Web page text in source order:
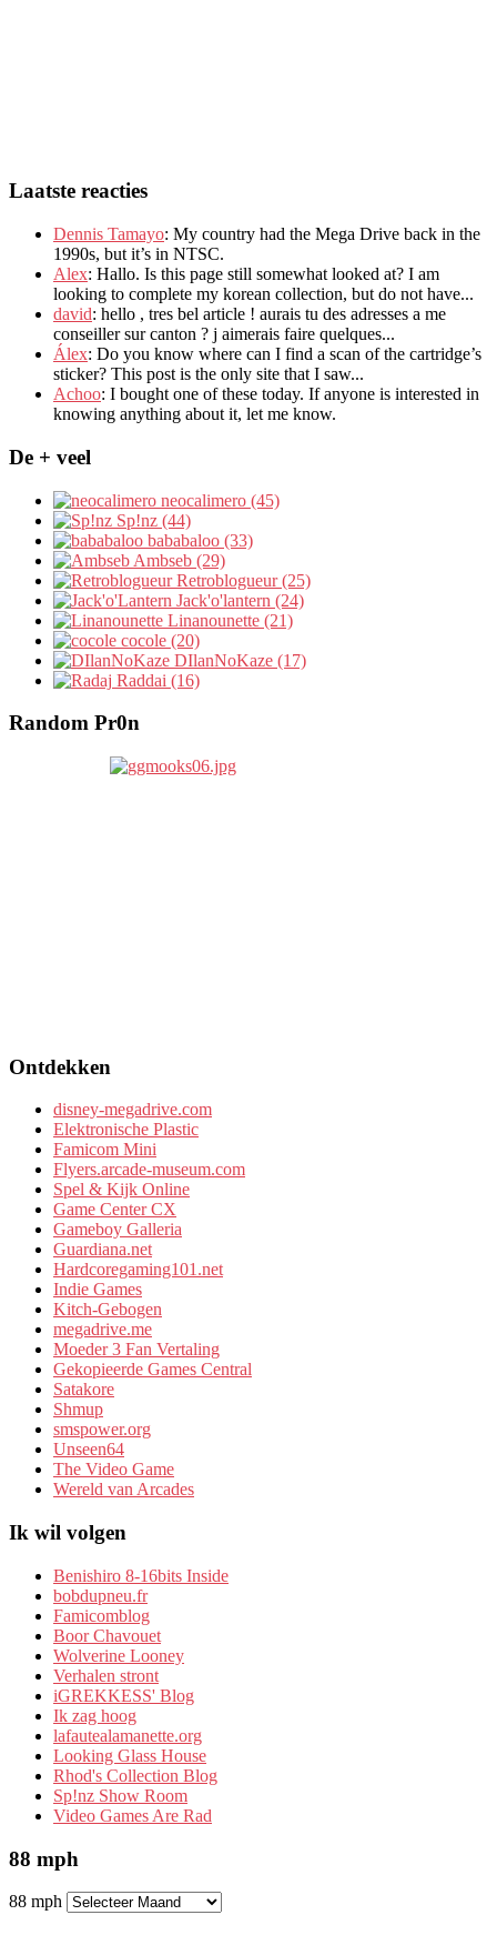
Laatste reacties
Dennis Tamayo: My country had the Mega Drive back in the
1990s, but it’s in NTSC.
Alex: Hallo. Is this page still somewhat looked at? I am
looking to complete my korean collection, but do not have...
david: hello , tres bel article ! aurais tu des adresses a me
conseiller sur canton ? j aimerais faire quelques...
Álex: Do you know where can I find a scan of the cartridge’s
sticker? This post is the only site that I saw...
Achoo: I bought one of these today. If anyone is interested in
knowing anything about it, let me know.
De + veel
neocalimero (45)
Sp!nz (44)
bababaloo (33)
Ambseb (29)
Retroblogueur (25)
Jack'o'lantern (24)
Linanounette (21)
cocole (20)
DIlanNoKaze (17)
Raddai (16)
Random Pr0n
Ontdekken
disney-megadrive.com
Elektronische Plastic
Famicom Mini
Flyers.arcade-museum.com
Spel & Kijk Online
Game Center CX
Gameboy Galleria
Guardiana.net
Hardcoregaming101.net
Indie Games
Kitch-Gebogen
megadrive.me
Moeder 3 Fan Vertaling
Gekopieerde Games Central
Satakore
Shmup
smspower.org
Unseen64
The Video Game
Wereld van Arcades
Ik wil volgen
Benishiro 8-16bits Inside
bobdupneu.fr
Famicomblog
Boor Chavouet
Wolverine Looney
Verhalen stront
iGREKKESS' Blog
Ik zag hoog
lafautealamanette.org
Looking Glass House
Rhod's Collection Blog
Sp!nz Show Room
Video Games Are Rad
88 mph
88 mph